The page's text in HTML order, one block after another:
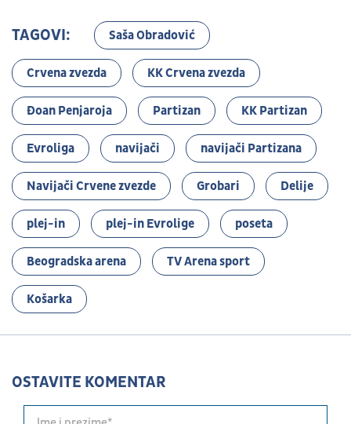
TAGOVI: Saša Obradović
Crvena zvezda KK Crvena zvezda
Đoan Penjaroja Partizan KK Partizan
Evroliga navijači navijači Partizana
Navijači Crvene zvezde Grobari Delije
plej-in plej-in Evrolige poseta
Beogradska arena TV Arena sport
Košarka
OSTAVITE KOMENTAR